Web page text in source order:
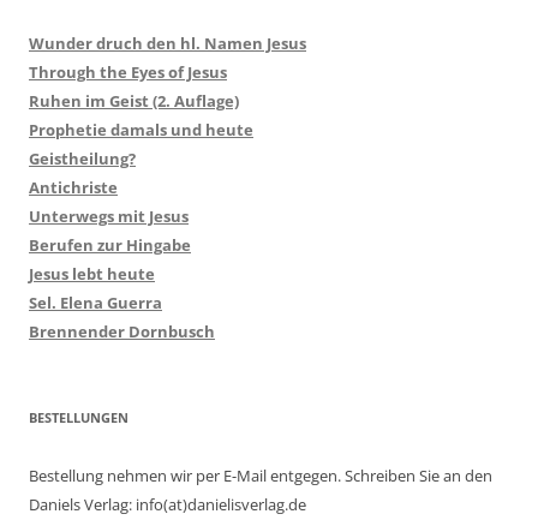
Wunder druch den hl. Namen Jesus
Through the Eyes of Jesus
Ruhen im Geist (2. Auflage)
Prophetie damals und heute
Geistheilung?
Antichriste
Unterwegs mit Jesus
Berufen zur Hingabe
Jesus lebt heute
Sel. Elena Guerra
Brennender Dornbusch
BESTELLUNGEN
Bestellung nehmen wir per E-Mail entgegen. Schreiben Sie an den
Daniels Verlag: info(at)danielisverlag.de